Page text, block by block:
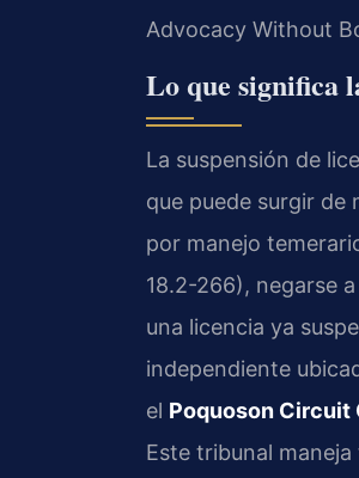
Advocacy Without
Lo que significa
La suspensión de
que puede surgir de
por manejo
18.2-266), negarse
una licencia ya
independiente
el Poquoson Circuit
Este tribunal